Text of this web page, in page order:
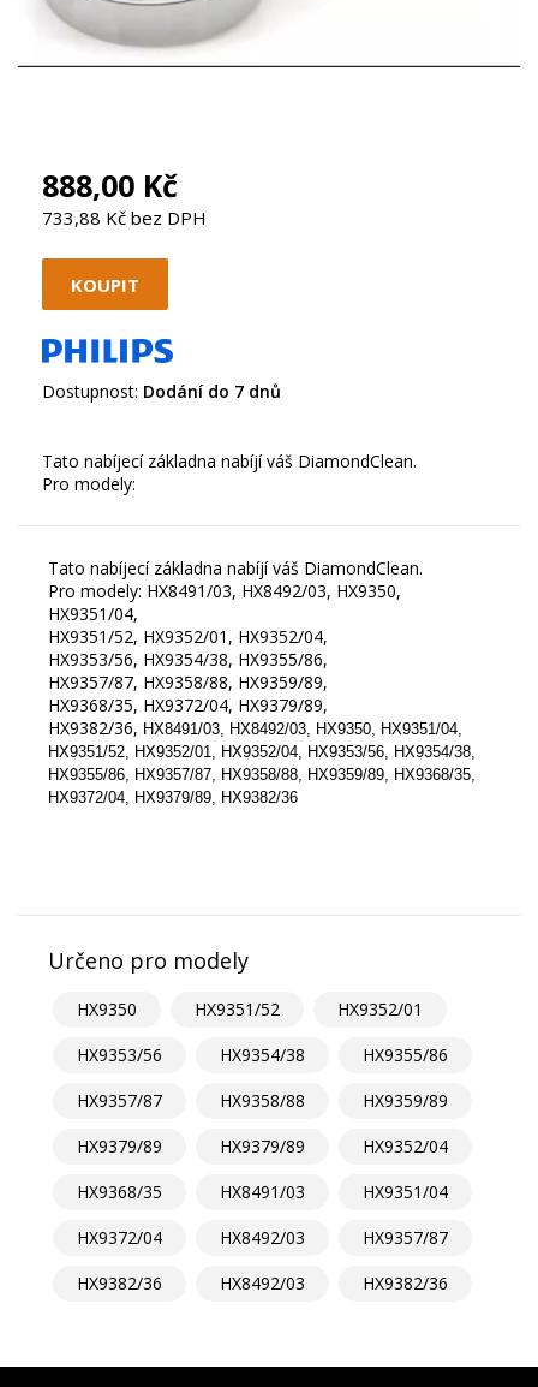
888,00 Kč
733,88 Kč bez DPH
Dostupnost: Dodání do 7 dnů
Tato nabíjecí základna nabíjí váš DiamondClean.
Tato nabíjecí základna nabíjí váš DiamondClean.
Pro modely: HX8491/03, HX8492/03, HX9350,
HX9351/04,
HX9351/52, HX9352/01, HX9352/04,
HX9353/56, HX9354/38, HX9355/86,
HX9357/87, HX9358/88, HX9359/89,
HX9368/35, HX9372/04, HX9379/89,
HX9382/36, HX8491/03, HX8492/03, HX9350, HX9351/04,
HX9351/52, HX9352/01, HX9352/04, HX9353/56, HX9354/38,
HX9355/86, HX9357/87, HX9358/88, HX9359/89, HX9368/35,
HX9372/04, HX9379/89, HX9382/36
Určeno pro modely
HX9350 HX9351/52
HX9352/01
HX9353/56
HX9354/38
HX9355/86
HX9357/87
HX9358/88
HX9359/89
HX9379/89
HX9379/89
HX9352/04
HX9368/35
HX8491/03
HX9351/04
HX9372/04
HX8492/03
HX9357/87
HX9382/36
HX8492/03 HX9382/36